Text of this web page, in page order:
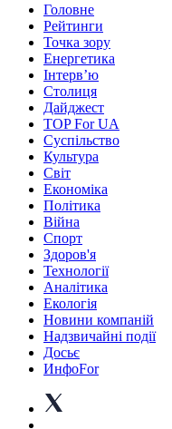
Головне
Рейтинги
Точка зору
Енергетика
Інтерв’ю
Столиця
Дайджест
TOP For UA
Суспiльство
Культура
Світ
Економіка
Політика
Війна
Спорт
Здоров'я
Технології
Аналітика
Екологія
Новини компаній
Надзвичайні події
Досьє
ИнфоFor